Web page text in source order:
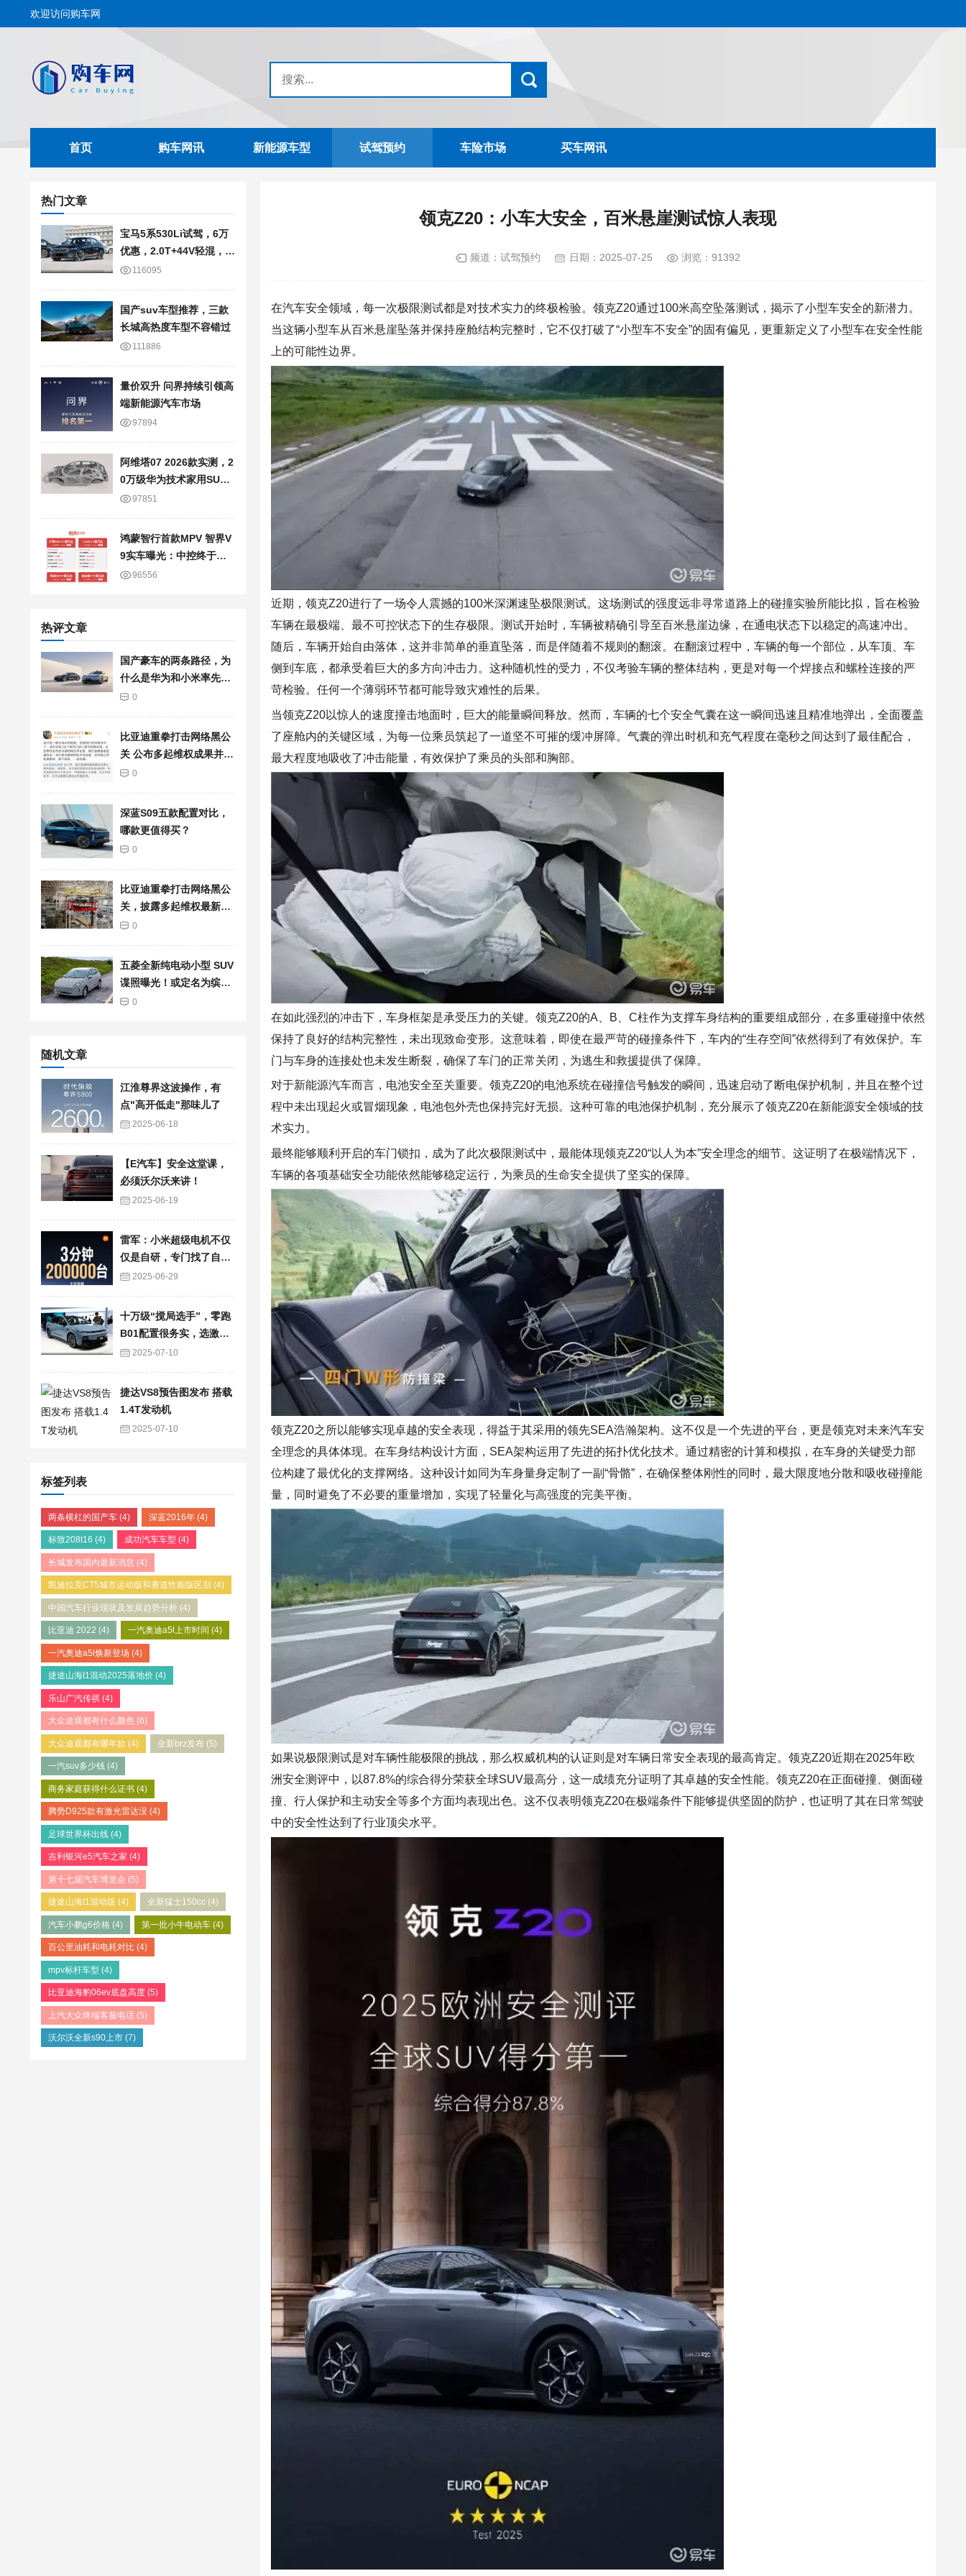
欢迎访问购车网
首页 购车网讯 新能源车型 试驾预约 车险市场 买车网讯
热门文章
宝马5系530Li试驾，6万
优惠，2.0T+44V轻混，轴
距3105mm
116095
国产suv车型推荐，三款
长城高热度车型不容错过
111886
量价双升 问界持续引领高
端新能源汽车市场
97894
阿维塔07 2026款实测，2
0万级华为技术家用SUV
真实使用感受
97851
鸿蒙智行首款MPV 智界V
9实车曝光：中控终于换
新样式了
96556
热评文章
国产豪车的两条路径，为
什么是华为和小米率先突
围了？
0
比亚迪重拳打击网络黑公
关 公布多起维权成果并持
续重金悬赏线索
0
深蓝S09五款配置对比，
哪款更值得买？
0
比亚迪重拳打击网络黑公
关，披露多起维权最新进
展 0
五菱全新纯电动小型 SUV
谍照曝光！或定名为缤果
S 0
随机文章
江淮尊界这波操作，有
点"高开低走"那味儿了
2025-06-18
【E汽车】安全这堂课，
必须沃尔沃来讲！
2025-06-19
雷军：小米超级电机不仅
仅是自研，专门找了自己
工厂生产制造
2025-06-29
十万级“搅局选手”，零跑
B01配置很务实，选激光
雷达版？
2025-07-10
捷达VS8预告图发布 搭载
1.4T发动机
2025-07-10
标签列表
两条横杠的国产车 (4) 深蓝2016年(4)
标致208t16 (4) 成功汽车车型 (4)
长城发布国内最新消息 (4)
凯迪拉克CT5城市运动版和赛道性能版区别 (4)
中国汽车行业现状及发展趋势分析 (4)
比亚迪 2022 (4) 一汽奥迪a5l上市时间 (4)
一汽奥迪a5l焕新登场 (4)
捷途山海t1混动2025落地价 (4)
乐山广汽传祺 (4)
大众途观都有什么颜色 (6)
大众途观都有哪年款 (4) 全新brz发布(5)
一汽suv多少钱 (4)
商务家庭获得什么证书 (4)
腾势D925款有激光雷达没 (4)
足球世界杯出线 (4)
吉利银河e5汽车之家 (4)
第十七届汽车博览会 (5)
捷途山海t1混动版 (4) 全新猛士150cc(4)
汽车小鹏g6价格 (4) 第一批小牛电动车(4)
百公里油耗和电耗对比 (4)
mpv标杆车型 (4)
比亚迪海豹06ev底盘高度 (5)
上汽大众终端客服电话 (5)
沃尔沃全新s90上市 (7)
领克Z20：小车大安全，百米悬崖测试惊人表现
频道： 试驾预约 日期： 2025-07-25 浏览：91392
在汽车安全领域，每一次极限测试都是对技术实力的终极检验。 领克Z20通过100米高空坠落测试，揭示了小型车安全的新潜力。
当这辆小型车从百米悬崖坠落并保持座舱结构完整时，它不仅打破了“小型车不安全”的固有偏见，更重新定义了小型车在安全性能
上的可能性边界。
近期，领克Z20进行了一场令人震撼的100米深渊速坠极限测试。这场测试的强度远非寻常道路上的碰撞实验所能比拟，旨在检验
车辆在最极端、最不可控状态下的生存极限。测试开始时，车辆被精确引导至百米悬崖边缘，在通电状态下以稳定的高速冲出。
随后，车辆开始自由落体，这并非简单的垂直坠落，而是伴随着不规则的翻滚。在翻滚过程中，车辆的每一个部位，从车顶 、车
侧到车底，都承受着巨大的多方向冲击力。这种随机性的受力，不仅考验车辆的整体结构，更是对每一个焊接点和螺栓连接的严
苛检验。任何一个薄弱环节都可能导致灾难性的后果。
当领克Z20以惊人的速度撞击地面时，巨大的能量瞬间释放。然而，车辆的七个安全气囊在这一瞬间迅速且精准地弹出， 全面覆盖
了座舱内的关键区域，为每一位乘员筑起了一道坚不可摧的缓冲屏障。气囊的弹出时机和充气程度在毫秒之间达到了最佳配合，
最大程度地吸收了冲击能量，有效保护了乘员的头部和胸部。
在如此强烈的冲击下，车身框架是承受压力的关键。领克Z20的A、B、C柱作为支撑车身结构的重要组成部分，在多重碰撞中依然
保持了良好的结构完整性，未出现致命变形。这意味着，即使在最严苛的碰撞条件下，车内的“生存空间”依然得到了有效保护。车
门与车身的连接处也未发生断裂，确保了车门的正常关闭，为逃生和救援提供了保障。
对于新能源汽车而言， 电池安全至关重要。领克Z20的电池系统在碰撞信号触发的瞬间，迅速启动了断电保护机制，并且在整个过
程中未出现起火或冒烟现象，电池包外壳也保持完好无损。这种可靠的电池保护机制，充分展示了领克Z20在新能源安全领域的技
术实力。
最终能够顺利 开启的车门锁扣， 成为了此次极限测试中，最能体现领克Z20“以人为本”安全理念的细节。这证明了在极端情况下，
车辆的各项基础安全功能依然能够稳定运行，为乘员的生命安全提供了坚实的保障。
领克Z20之所以能够实现卓越的安全表现，得益于其采用的领先SEA浩瀚架构。这不仅是一个先进的平台，更是领克对未来汽车安
全理念的具体体现。在车身结构设计方面，SEA架构运用了先进的拓扑优化技术。通过精密的计算和模拟，在车身的关键受力部
位构建了最优化的支撑网络。这种设计如同为车身量身定制 了一副“骨骼”，在确保整体刚性的同时，最大限度地分散和吸收碰撞能
量，同时避免了不必要的重量增加 ，实现了轻量化与高强度的完美平衡。
如果说极限测试是对车辆性能极限的挑战，那么权威机构的认证则是对车辆日常安全表现的最高肯定。领克Z20近期在2025年欧
洲安全测评中，以87.8%的综合得分荣获全球SUV最高分，这一成绩充分证明了其卓越的安全性能。领克Z20在正面碰撞、侧面碰
撞、行人保护和主动安全等多个方面均表现出色。这不仅表明领克Z20在极端条件下能够提供坚固的防护，也证明了其在日常驾驶
中的安全性达到了行业顶尖水平。